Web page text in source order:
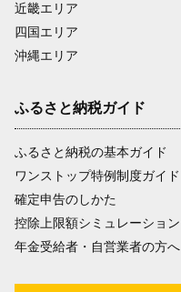
近畿エリア
四国エリア
沖縄エリア
ふるさと納税ガイド
ふるさと納税の基本ガイド
ワンストップ特例制度ガイド
確定申告のしかた
控除上限額シミュレーション
年金受給者・自営業者の方へ